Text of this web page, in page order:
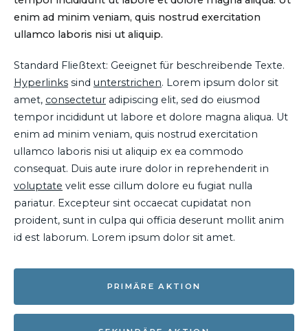
enim ad minim veniam, quis nostrud exercitation
ullamco laboris nisi ut aliquip.
Standard Fließtext: Geeignet für beschreibende Texte.
Hyperlinks sind unterstrichen. Lorem ipsum dolor sit
amet, consectetur adipiscing elit, sed do eiusmod
tempor incididunt ut labore et dolore magna aliqua. Ut
enim ad minim veniam, quis nostrud exercitation
ullamco laboris nisi ut aliquip ex ea commodo
consequat. Duis aute irure dolor in reprehenderit in
voluptate velit esse cillum dolore eu fugiat nulla
pariatur. Excepteur sint occaecat cupidatat non
proident, sunt in culpa qui officia deserunt mollit anim
id est laborum. Lorem ipsum dolor sit amet.
PRIMÄRE AKTION